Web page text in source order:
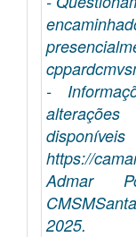
-
https://
Admar
2025.